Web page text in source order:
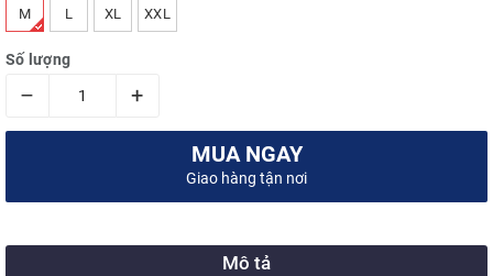
M L XL XXL
Số lượng
– +
MUA NGAY
Giao hàng tận nơi
Mô tả